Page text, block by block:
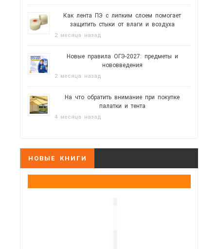
Как лента ПЭ с липким слоем помогает
защитить стыки от влаги и воздуха
2 месяца назад
Новые правила ОГЭ-2027: предметы и
нововведения
2 месяца назад
На что обратить внимание при покупке
палатки и тента
4 месяца назад
НОВЫЕ КНИГИ